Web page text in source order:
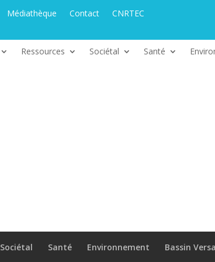
Médiathèque Contact
CNRTEC
Ressources Sociétal Santé
Sociétal Santé Environnement Bassin